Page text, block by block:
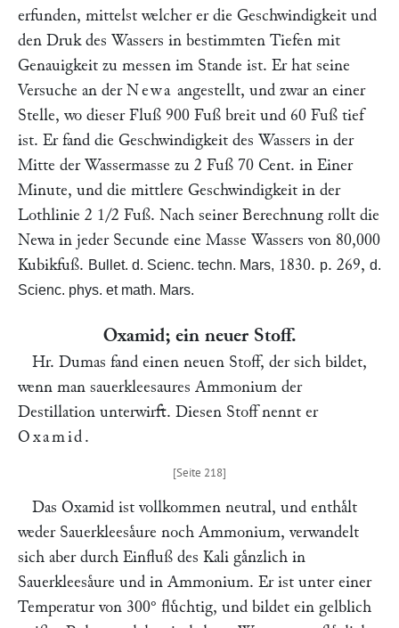
erfunden, mittelst welcher er die Geschwindigkeit und
den Druk des Wassers in bestimmten Tiefen mit
Genauigkeit zu messen im Stande ist. Er hat seine
Versuche an der Newa angestellt, und zwar an einer
Stelle, wo dieser Fluß 900 Fuß breit und 60 Fuß tief
ist. Er fand die Geschwindigkeit des Wassers in der
Mitte der Wassermasse zu 2 Fuß 70 Cent. in Einer
Minute, und die mittlere Geschwindigkeit in der
Lothlinie 2 1/2 Fuß. Nach seiner Berechnung rollt die
Newa in jeder Secunde eine Masse Wassers von 80,000
Kubikfuß. Bullet. d. Scienc. techn. Mars, 1830. p. 269, d.
Scienc. phys. et math. Mars.
Oxamid; ein neuer Stoff.
Hr. Dumas fand einen neuen Stoff, der sich bildet,
wenn man sauerkleesaures Ammonium der
Destillation unterwirft. Diesen Stoff nennt er
Oxamid .
Das Oxamid ist vollkommen neutral, und enthaͤlt
weder Sauerkleesaͤure noch Ammonium, verwandelt
sich aber durch Einfluß des Kali gaͤnzlich in
Sauerkleesaͤure und in Ammonium. Er ist unter einer
Temperatur von 300° fluͤchtig, und bildet ein gelblich